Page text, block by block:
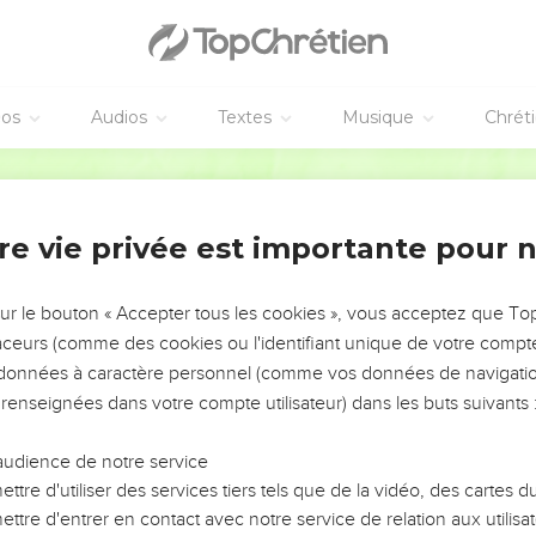
Audios Textes Musique
que vous avez reçu. Eloignez-vous d'eux,
bientôt Satan sous vos pieds. Que la grâce de notre
vous salue, ainsi que Lucius, Jason et Sosipater, mes
Seigneur, moi Tertius, qui ai écrit cette lettre.
et chez qui toute l'Eglise se réunit, vous salue. Eraste, le
Seigneur Jésus-Christ soit avec vous tous ! Amen ! ]
selon l'Evangile que j'annonce, la prédication de Jésus-
a été tenu secret pendant des siècles.
vie privée est importante pour
le bouton « Accepter tous les cookies », vous acceptez que
(comme des cookies ou l'identifiant unique de votre
à caractère personnel (comme vos données de
dans votre compte utilisateur) dans les buts suivants :
de notre service
d'utiliser des services tiers tels que de la vidéo, des cartes
d'entrer en contact avec notre service de relation aux